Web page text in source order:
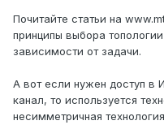
Почитайте статьи на
принципы выбора
зависимости от задачи.
А вот если нужен доступ в
канал, то используется
несимметричная